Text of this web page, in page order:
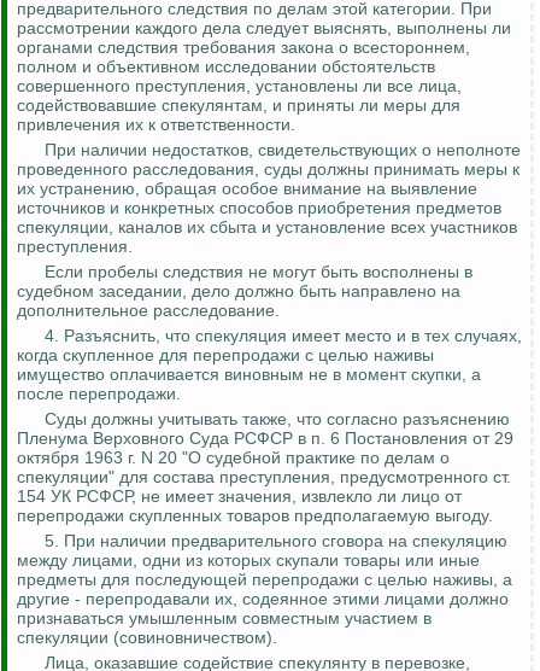
предварительного следствия по делам этой категории. При
рассмотрении каждого дела следует выяснять, выполнены ли
органами следствия требования закона о всестороннем,
полном и объективном исследовании обстоятельств
совершенного преступления, установлены ли все лица,
содействовавшие спекулянтам, и приняты ли меры для
привлечения их к ответственности.
При наличии недостатков, свидетельствующих о неполноте
проведенного расследования, суды должны принимать меры к
их устранению, обращая особое внимание на выявление
источников и конкретных способов приобретения предметов
спекуляции, каналов их сбыта и установление всех участников
преступления.
Если пробелы следствия не могут быть восполнены в
судебном заседании, дело должно быть направлено на
дополнительное расследование.
4. Разъяснить, что спекуляция имеет место и в тех случаях,
когда скупленное для перепродажи с целью наживы
имущество оплачивается виновным не в момент скупки, а
после перепродажи.
Суды должны учитывать также, что согласно разъяснению
Пленума Верховного Суда РСФСР в п. 6 Постановления от 29
октября 1963 г. N 20 "О судебной практике по делам о
спекуляции" для состава преступления, предусмотренного ст.
154 УК РСФСР, не имеет значения, извлекло ли лицо от
перепродажи скупленных товаров предполагаемую выгоду.
5. При наличии предварительного сговора на спекуляцию
между лицами, одни из которых скупали товары или иные
предметы для последующей перепродажи с целью наживы, а
другие - перепродавали их, содеянное этими лицами должно
признаваться умышленным совместным участием в
спекуляции (совиновничеством).
Лица, оказавшие содействие спекулянту в перевозке,